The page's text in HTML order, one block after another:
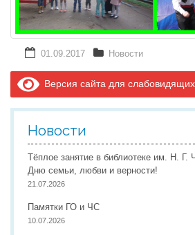
01.09.2017 Новости
Версия сайта для слабовидящих
Новости
Тёплое занятие в библиотеке им. Н. Г.
Дню семьи, любви и верности!
21.07.2026
Памятки ГО и ЧС
10.07.2026